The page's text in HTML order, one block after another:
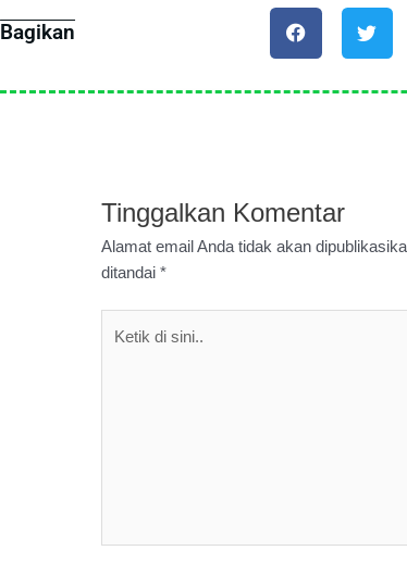
Bagikan
Tinggalkan Komentar
Alamat email Anda tidak akan
ditandai*